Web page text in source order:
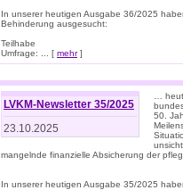
In unserer heutigen Ausgabe 36/2025
Behinderung ausgesucht:
Teilhabe
Umfrage: ... [ mehr]
LVKM-Newsletter 35/2025
23.10.2025
…
50.
mangelnde finanzielle Absicherung der
In unserer heutigen Ausgabe 35/2025